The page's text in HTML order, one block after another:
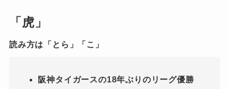
「虎」
読み方は「とら」「こ」
阪神タイガースの18年ぶりのリーグ優勝